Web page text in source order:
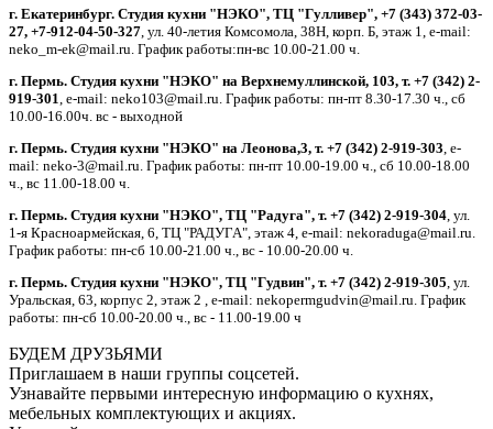
г. Екатеринбург. Студия кухни "НЭКО", ТЦ "Гулливер", +7 (343) 372-03-
27, +7-912-04-50-327, ул. 40-летия Комсомола, 38Н, корп. Б, этаж 1, e-mail:
neko_m-ek@mail.ru. График работы:пн-вс 10.00-21.00 ч.
г. Пермь. Студия кухни "НЭКО" на Верхнемуллинской, 103, т. +7 (342) 2-
919-301, e-mail: neko103@mail.ru. График работы: пн-пт 8.30-17.30 ч., сб
10.00-16.00ч. вс - выходной
г. Пермь. Студия кухни "НЭКО" на Леонова,3, т. +7 (342) 2-919-303, e-
mail: neko-3@mail.ru. График работы: пн-пт 10.00-19.00 ч., сб 10.00-18.00
ч., вс 11.00-18.00 ч.
г. Пермь. Студия кухни "НЭКО", ТЦ "Радуга", т. +7 (342) 2-919-304, ул.
1-я Красноармейская, 6, ТЦ "РАДУГА", этаж 4, e-mail: nekoraduga@mail.ru.
График работы: пн-cб 10.00-21.00 ч., вс - 10.00-20.00 ч.
г. Пермь. Студия кухни "НЭКО", ТЦ "Гудвин", т. +7 (342) 2-919-305, ул.
Уральская, 63, корпус 2, этаж 2 , e-mail: nekopermgudvin@mail.ru. График
работы: пн-cб 10.00-20.00 ч., вс - 11.00-19.00 ч
БУДЕМ ДРУЗЬЯМИ
Приглашаем в наши группы соцсетей.
Узнавайте первыми интересную информацию о кухнях,
мебельных комплектующих и акциях.